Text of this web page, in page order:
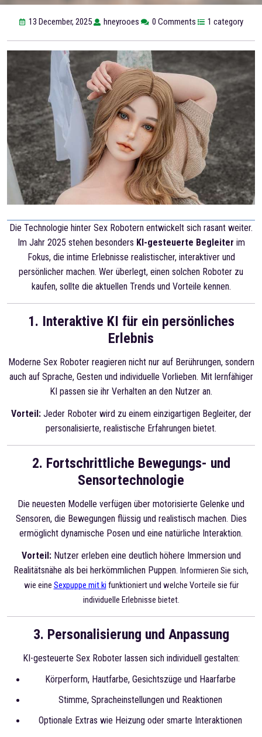
13 December, 2025 hneyrooes 0 Comments 1 category
Die Technologie hinter Sex Robotern entwickelt sich rasant weiter.
Im Jahr 2025 stehen besonders KI-gesteuerte Begleiter im
Fokus, die intime Erlebnisse realistischer, interaktiver und
persönlicher machen. Wer überlegt, einen solchen Roboter zu
kaufen, sollte die aktuellen Trends und Vorteile kennen.
1. Interaktive KI für ein persönliches
Erlebnis
Moderne Sex Roboter reagieren nicht nur auf Berührungen, sondern
auch auf Sprache, Gesten und individuelle Vorlieben. Mit lernfähiger
KI passen sie ihr Verhalten an den Nutzer an.
Vorteil:Jeder Roboter wird zu einem einzigartigen Begleiter, der
personalisierte, realistische Erfahrungen bietet.
2. Fortschrittliche Bewegungs- und
Sensortechnologie
Die neuesten Modelle verfügen über motorisierte Gelenke und
Sensoren, die Bewegungen flüssig und realistisch machen. Dies
ermöglicht dynamische Posen und eine natürliche Interaktion.
Vorteil:Nutzer erleben eine deutlich höhere Immersion und
Realitätsnähe als bei herkömmlichen Puppen. Informieren Sie sich,
wie eine Sexpuppe mit ki funktioniert und welche Vorteile sie für
individuelle Erlebnisse bietet.
3. Personalisierung und Anpassung
KI-gesteuerte Sex Roboter lassen sich individuell gestalten:
Körperform, Hautfarbe, Gesichtszüge und Haarfarbe
Stimme, Spracheinstellungen und Reaktionen
Optionale Extras wie Heizung oder smarte Interaktionen